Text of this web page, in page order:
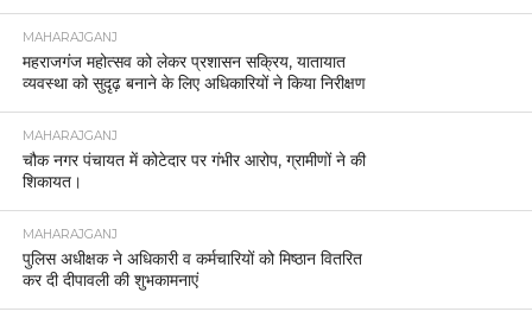
MAHARAJGANJ
महराजगंज महोत्सव को लेकर प्रशासन सक्रिय, यातायात
व्यवस्था को सुदृढ़ बनाने के लिए अधिकारियों ने किया निरीक्षण
MAHARAJGANJ
चौक नगर पंचायत में कोटेदार पर गंभीर आरोप, ग्रामीणों ने की
शिकायत।
MAHARAJGANJ
पुलिस अधीक्षक ने अधिकारी व कर्मचारियों को मिष्ठान वितरित
कर दी दीपावली की शुभकामनाएं